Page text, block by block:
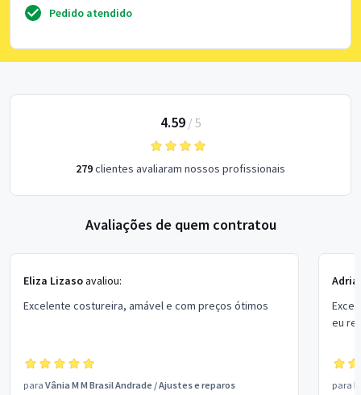
Pedido atendido
4.59/ 5
279clientes avaliaram nossos profissionais
Avaliações de quem contratou
Eliza Lizasoavaliou:
Excelente costureira, amável e com preços ótimos
para Vânia M M Brasil Andrade /Ajustes e reparos
eu
para